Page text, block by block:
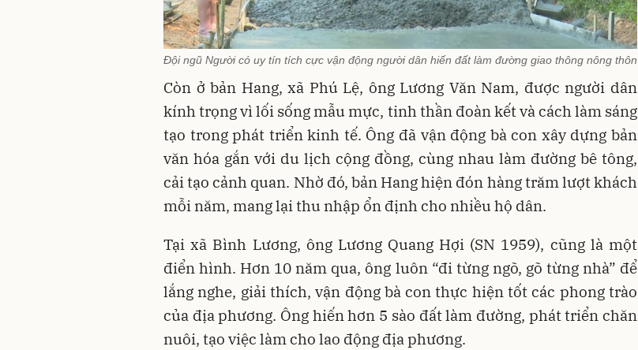
Đội ngũ Người có uy tín tích cực vận động người dân hiến đất làm đường giao thông nông thôn
Còn ở bản Hang, xã Phú Lệ, ông Lương Văn Nam, được người dân
kính trọng vì lối sống mẫu mực, tinh thần đoàn kết và cách làm sáng
tạo trong phát triển kinh tế. Ông đã vận động bà con xây dựng bản
văn hóa gắn với du lịch cộng đồng, cùng nhau làm đường bê tông,
cải tạo cảnh quan. Nhờ đó, bản Hang hiện đón hàng trăm lượt khách
mỗi năm, mang lại thu nhập ổn định cho nhiều hộ dân.
Tại xã Bình Lương, ông Lương Quang Hợi (SN 1959), cũng là một
điển hình. Hơn 10 năm qua, ông luôn “đi từng ngõ, gõ từng nhà” để
lắng nghe, giải thích, vận động bà con thực hiện tốt các phong trào
của địa phương. Ông hiến hơn 5 sào đất làm đường, phát triển chăn
nuôi, tạo việc làm cho lao động địa phương.